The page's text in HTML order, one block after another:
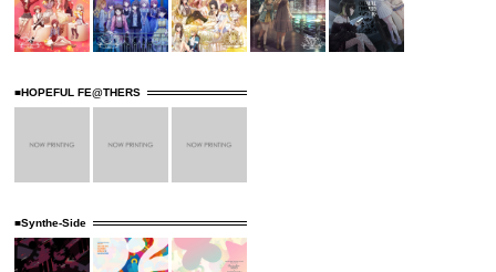
■HOPEFUL FE@THERS
■Synthe-Side